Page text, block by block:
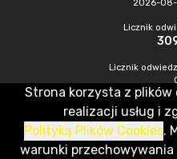
2026-08-
Licznik
Licznik
CMS & Hosting: Nefeni Sp. z o.o.
Strona korzysta z plików
realizacji usług i
Polityką Plików Cookies.
warunki